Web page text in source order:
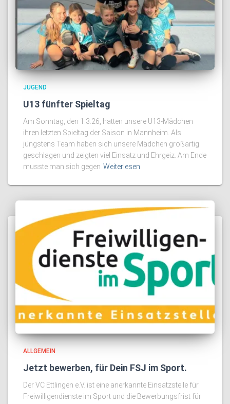
JUGEND
U13 fünfter Spieltag
Am Sonntag, den 1.3.26, hatten unsere U13-Mädchen
ihren letzten Spieltag der Saison in Mannheim. Als
jüngstens Team haben sich unsere Mädchen großartig
geschlagen und zeigten viel Einsatz und Ehrgeiz. Am Ende
musste man sich gegen Weiterlesen
ALLGEMEIN
Jetzt bewerben, für Dein FSJ im Sport.
Der VC Ettlingen e.V. ist eine anerkannte Einsatzstelle für
Freiwilligendienste im Sport und die Bewerbungsfrist für